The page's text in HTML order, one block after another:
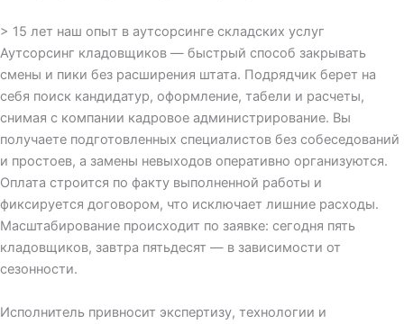
> 15 лет наш опыт в аутсорсинге складских услуг
Аутсорсинг кладовщиков — быстрый способ закрывать
смены и пики без расширения штата. Подрядчик берет на
себя поиск кандидатур, оформление, табели и расчеты,
снимая с компании кадровое администрирование. Вы
получаете подготовленных специалистов без собеседований
и простоев, а замены невыходов оперативно организуются.
Оплата строится по факту выполненной работы и
фиксируется договором, что исключает лишние расходы.
Масштабирование происходит по заявке: сегодня пять
кладовщиков, завтра пятьдесят — в зависимости от
сезонности.​
Исполнитель привносит экспертизу, технологии и